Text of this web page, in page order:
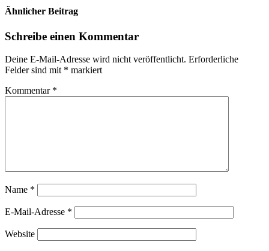
Ähnlicher Beitrag
Schreibe einen Kommentar
Deine E-Mail-Adresse wird nicht veröffentlicht. Erforderliche
Felder sind mit * markiert
Kommentar *
Name *
E-Mail-Adresse *
Website